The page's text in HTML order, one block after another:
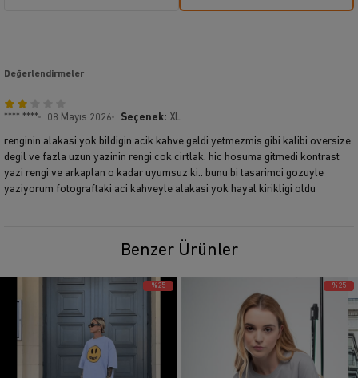
Değerlendirmeler
**** **** 08 Mayıs 2026 Seçenek: XL
renginin alakasi yok bildigin acik kahve geldi yetmezmis gibi kalibi oversize
degil ve fazla uzun yazinin rengi cok cirtlak. hic hosuma gitmedi kontrast
yazi rengi ve arkaplan o kadar uyumsuz ki.. bunu bi tasarimci gozuyle
yaziyorum fotograftaki aci kahveyle alakasi yok hayal kirikligi oldu
Benzer Ürünler
%25 %25